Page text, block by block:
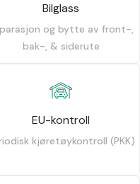
Bilglass
og bytte av front-,
bak-, & siderute
EU-kontroll
kjøretøykontroll (PKK)